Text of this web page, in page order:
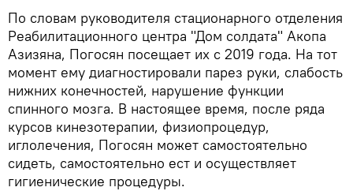
По словам руководителя стационарного отделения
Реабилитационного центра "Дом солдата" Акопа
Азизяна, Погосян посещает их с 2019 года. На тот
момент ему диагностировали парез руки, слабость
нижних конечностей, нарушение функции
спинного мозга. В настоящее время, после ряда
курсов кинезотерапии, физиопроцедур,
иглолечения, Погосян может самостоятельно
сидеть, самостоятельно ест и осуществляет
гигиенические процедуры.